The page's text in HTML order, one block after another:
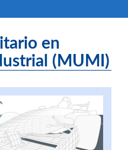
en
(MUMI)